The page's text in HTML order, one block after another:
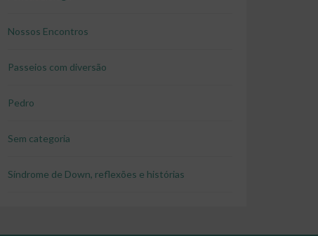
Nossos Encontros
Passeios com diversão
Pedro
Sem categoria
Síndrome de Down, reflexões e histórias